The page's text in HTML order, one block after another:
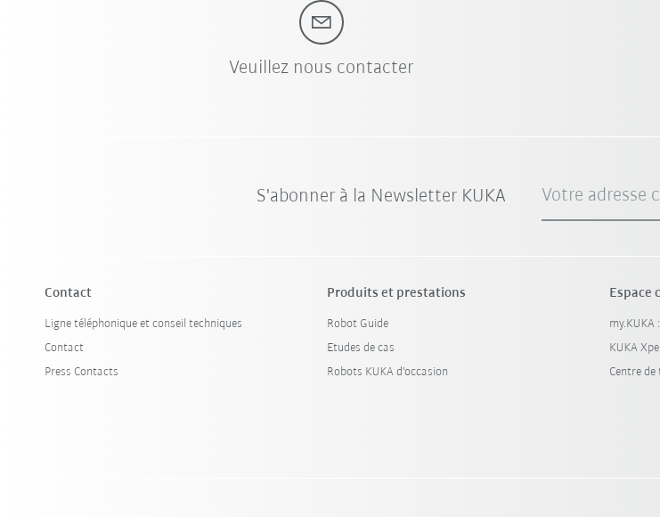
Veuillez nous contacter
S'abonner à la Newsletter KUKA Votre adresse
Contact
Ligne téléphonique et conseil techniques
Contact
Press Contacts
Produits et prestations
Robot Guide
Etudes de cas
Robots KUKA d'occasion
Espace
KUKA
Centre